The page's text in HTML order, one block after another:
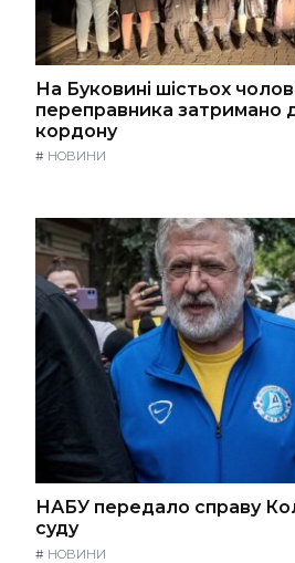
На Буковині шістьох
переправника затримано
кордону
# НОВИНИ
НАБУ передало справу
суду
# НОВИНИ